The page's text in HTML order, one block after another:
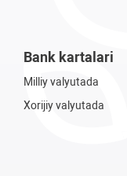
Bank kartalari
Milliy valyutada
Xorijiy valyutada